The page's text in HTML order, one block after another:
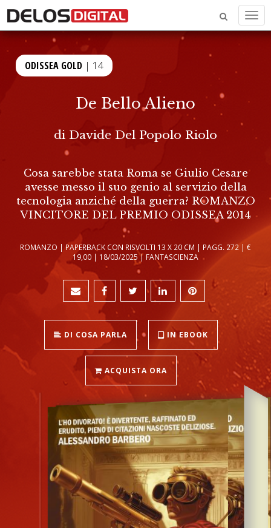
ODISSEA GOLD | 14
De Bello Alieno
di Davide Del Popolo Riolo
Cosa sarebbe stata Roma se Giulio Cesare
avesse messo il suo genio al servizio della
tecnologia anziché della guerra? ROMANZO
VINCITORE DEL PREMIO ODISSEA 2014
ROMANZO | PAPERBACK CON RISVOLTI 13 X 20 CM | PAGG. 272 | €
19,00 | 18/03/2025 | FANTASCIENZA
DI COSA PARLA IN EBOOK
ACQUISTA ORA